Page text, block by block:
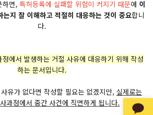
하면, 특허등록에 실패할 위험이 커지기 때문에 이
는지 잘 이해하고 적절히 대응하는 것이 중요합니
다.
에서 발생하는 거절 사유에 대응하기 위해 작성
하는 문서입니다.
유가 없다면 작성할 필요는 없겠지만, 실제로는
과정에서 중간 사건에 직면하게 됩니다.